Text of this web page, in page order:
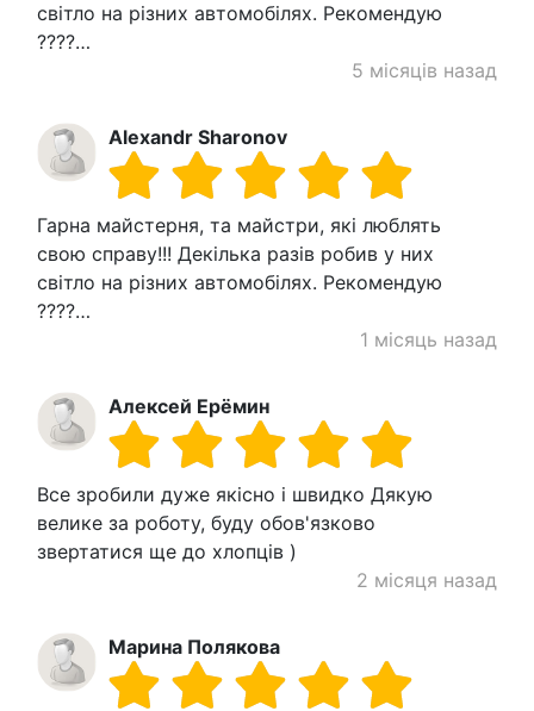
світло на різних автомобілях. Рекомендую
????…
5 місяців назад
Alexandr Sharonov
Гарна майстерня, та майстри, які люблять
свою справу!!! Декілька разів робив у них
світло на різних автомобілях. Рекомендую
????…
1 місяць назад
Алексей Ерёмин
Все зробили дуже якісно і швидко Дякую
велике за роботу, буду обов'язково
звертатися ще до хлопців )
2 місяця назад
Марина Полякова